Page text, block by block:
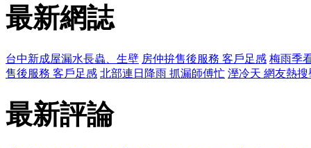
最新網誌
台中新成屋漏水長蟲、生壁 房仲拚售後服務 客戶足感 梅雨季
售後服務 客戶足感 北部連日降雨 抓漏師傅忙 溼冷天 網友熱
最新評論